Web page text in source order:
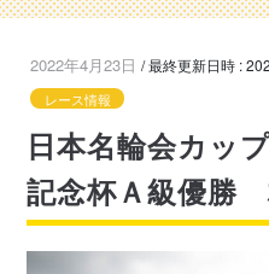
2022年4月23日 / 最終更新日時 :
レース情報
日本名輪会カッ
記念杯Ａ級優勝